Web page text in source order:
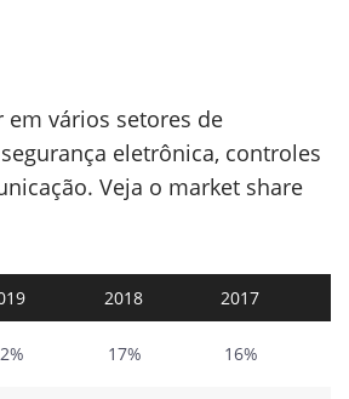
em vários setores de
eletrônica, controles
Veja o market share
2018
2017
17% 16%